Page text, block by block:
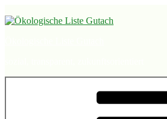
Inhalt